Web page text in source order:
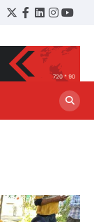
Twitter
Facebook
LinkedIn